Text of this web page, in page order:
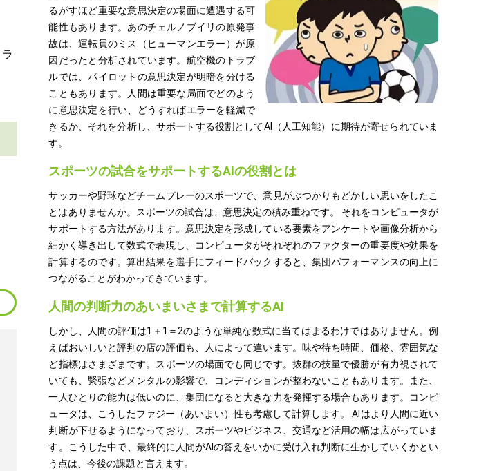
るがすほど重要な意思決定の場面に遭遇する可
能性もあります。あのチェルノブイリの原発事
故は、運転員のミス（ヒューマンエラー）が原
因だったと分析されています。航空機のトラブ
ルでは、パイロットの意思決定が明暗を分ける
こともあります。人間は重要な局面でどのよう
に意思決定を行い、どうすればエラーを軽減で
きるか、それを分析し、サポートする役割としてAI（人工知能）に期待が寄せられていま
す。
スポーツの試合をサポートするAIの役割とは
サッカーや野球などチームプレーのスポーツで、意見がぶつかりもどかしい思いをしたこ
とはありませんか。スポーツの試合は、意思決定の積み重ねです。 それをコンピュータが
サポートする方法があります。意思決定を形成している要素をアンケートや画像分析から
細かく導き出して数式で表現し、コンピュータがそれぞれのファクターの重要度や効果を
計算するのです。算出結果を選手にフィードバックすると、集団パフォーマンスの向上に
つながることがわかってきています。
人間の判断力のあいまいさまで計算するAI
しかし、人間の評価は1＋1＝2のような単純な数式に当てはまるわけではありません。例
えばおいしいと評判の店の評価も、人によって違います。味や待ち時間、価格、雰囲気な
ど指標はさまざまです。スポーツの場面でも同じです。抜群の技量で優勝が有力視されて
いても、緊張などメンタルの影響で、コンディションが整わないこともあります。また、
一人ひとりの能力は低いのに、集団になると大きな力を発揮する場合もあります。コンピ
ュータは、こうしたファジー（あいまい）性も考慮して計算します。 AIはより人間に近い
判断が下せるようになっており、スポーツやビジネス、交通など活用の幅は広がっていま
す。こうした中で、最終的に人間がAIの答えをいかに受け入れ判断に生かしていくかとい
う点は、今後の課題と言えます。